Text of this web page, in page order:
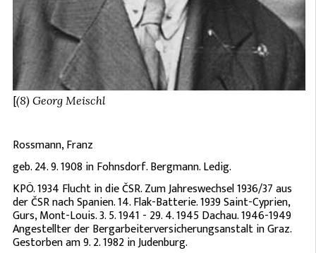
[(8) Georg Meischl
Rossmann, Franz
geb. 24. 9. 1908 in Fohnsdorf. Bergmann. Ledig.
KPÖ. 1934 Flucht in die ČSR. Zum Jahreswechsel 1936/37 aus
der ČSR nach Spanien. 14. Flak-Batterie. 1939 Saint-Cyprien,
Gurs, Mont-Louis. 3. 5. 1941 - 29. 4. 1945 Dachau. 1946-1949
Angestellter der Bergarbeiterversicherungsanstalt in Graz.
Gestorben am 9. 2. 1982 in Judenburg.